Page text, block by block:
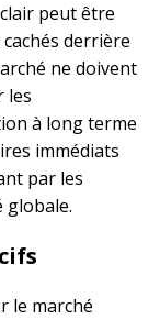
peut être
derrière
ne doivent
les
à long terme
immédiats
par les
globale.
le marché